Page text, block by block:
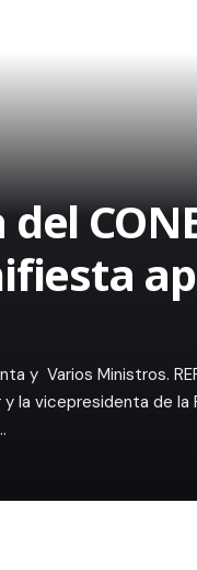
y Varios Ministros.
la vicepresidenta de la